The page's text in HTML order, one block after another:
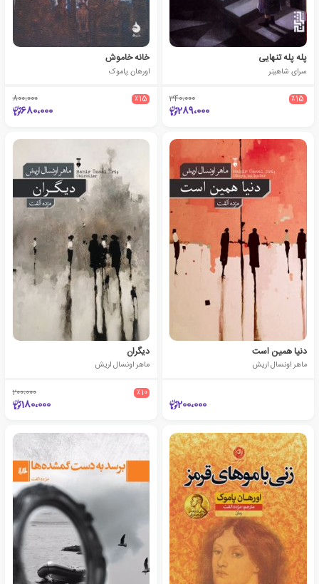
پله پله تنهایی
سرای شاهینر
٪15 340،000
289،000
خانه خاموش
اورهان پاموک
٪15 800،000
680،000
دنیا همین است
ماهر اونسال اریش
200،000
دیگران
ماهر اونسال اریش
٪10 200،000
180،000